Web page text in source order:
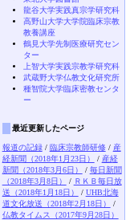
龍谷大学実践真宗学研究科
高野山大学大学院臨床宗教
教養講座
鶴見大学先制医療研究セン
ター
上智大学実践宗教学研究科
武蔵野大学仏教文化研究所
種智院大学臨床密教センタ
ー
最近更新したページ
報道の記録/ 臨床宗教師研修/ 産
経新聞（2018年1月23日）
/ 産経
新聞（2018年3月6日）
/ 毎日新聞
（2018年3月8日）
/ ＲＫＢ毎日放
送（2018年1月18日）
/ UHB北海
道文化放送（2018年2月18日）
/
仏教タイムス（2017年9月28日）